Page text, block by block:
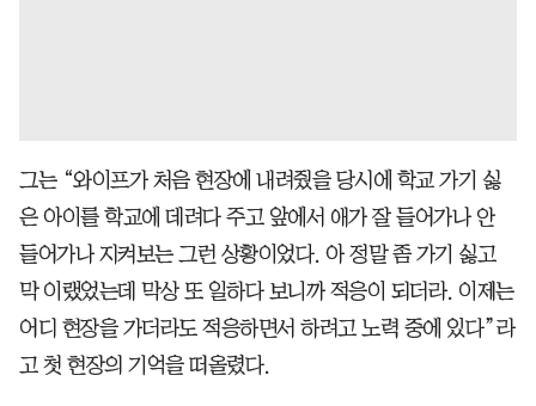
그는 “와이프가 처음 현장에 내려줬을 당시에 학교 가기 싫
은 아이를 학교에 데려다 주고 앞에서 애가 잘 들어가나 안
들어가나 지켜보는 그런 상황이었다. 아 정말 좀 가기 싫고
막 이랬었는데 막상 또 일하다 보니까 적응이 되더라. 이제는
어디 현장을 가더라도 적응하면서 하려고 노력 중에 있다”라
고 첫 현장의 기억을 떠올렸다.